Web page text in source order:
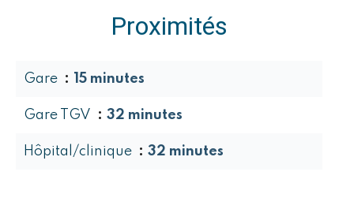
Proximités
Gare 15 minutes
Gare TGV 32 minutes
Hôpital/clinique 32 minutes